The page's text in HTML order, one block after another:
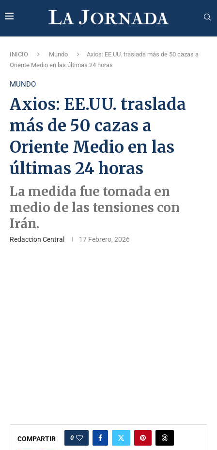
INICIO Mundo
Axios: EE.UU. traslada más de 50 cazas a
Oriente Medio en las últimas 24 horas
MUNDO
Axios: EE.UU. traslada
más de 50 cazas a
Oriente Medio en las
últimas 24 horas
La medida fue tomada en
medio de las tensiones con
Irán.
Redaccion Central 17 Febrero, 2026
COMPARTIR 0